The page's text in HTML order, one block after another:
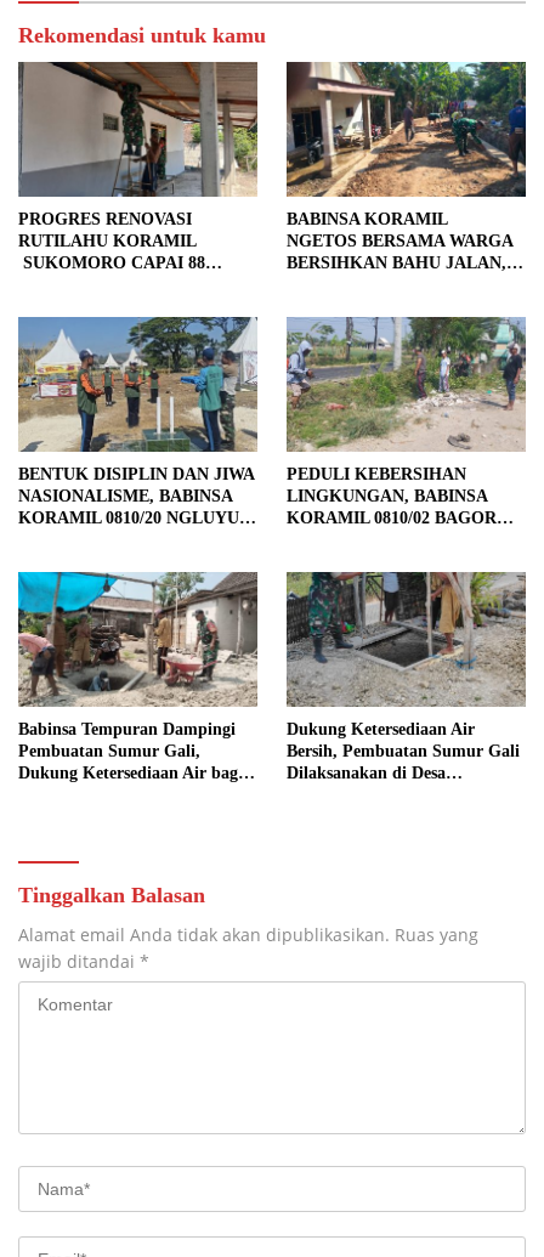
Rekomendasi untuk kamu
PROGRES RENOVASI
RUTILAHU KORAMIL
SUKOMORO CAPAI 88
BABINSA KORAMIL
NGETOS BERSAMA WARGA
BERSIHKAN BAHU JALAN,
BENTUK DISIPLIN DAN JIWA
NASIONALISME, BABINSA
KORAMIL 0810/20 NGLUYU
PEDULI KEBERSIHAN
LINGKUNGAN, BABINSA
KORAMIL 0810/02 BAGOR
BAKTI
Babinsa Tempuran Dampingi
Pembuatan Sumur Gali,
Dukung Ketersediaan Air bagi
Dukung Ketersediaan Air
Bersih, Pembuatan Sumur Gali
Dilaksanakan di Desa
Tinggalkan Balasan
Alamat email Anda tidak akan dipublikasikan. Ruas yang
wajib ditandai *